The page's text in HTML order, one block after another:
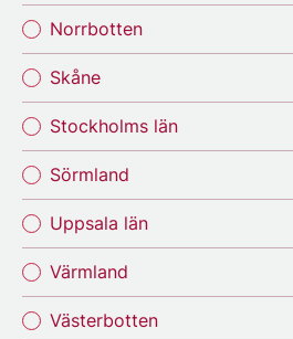
Norrbotten
Skåne
Stockholms län
Sörmland
Uppsala län
Värmland
Västerbotten